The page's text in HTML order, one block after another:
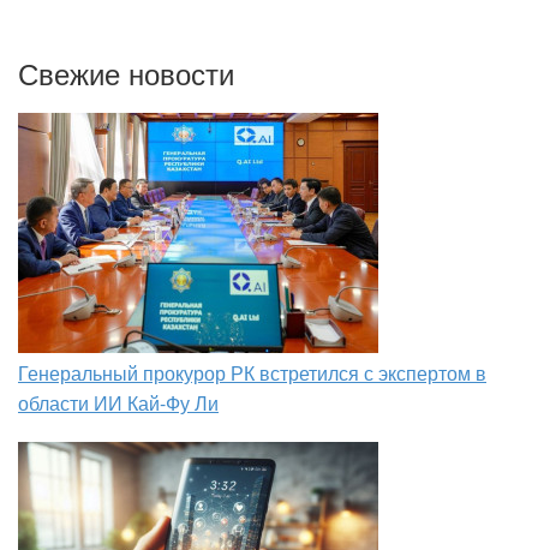
Свежие новости
Генеральный прокурор РК встретился с экспертом в
области ИИ Кай-Фу Ли